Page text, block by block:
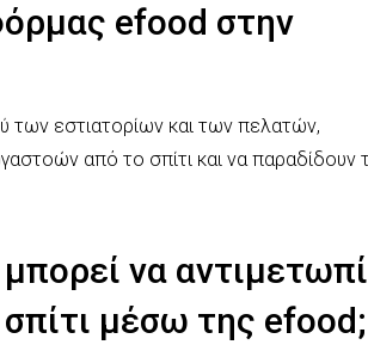
efood στην
των εστιατορίων και των πελατών,
από το σπίτι και να παραδίδουν
να
μέσω της efood;